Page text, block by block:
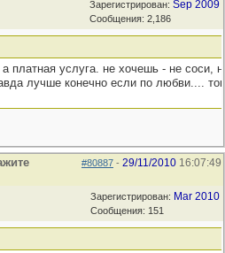
Зарегистрирован: Sep 2009
Сообщения: 2,186
платная услуга. не хочешь - не соси,
лучше конечно если по любви....
#80887 - 29/11/2010 16:07:49
Зарегистрирован: Mar 2010
Сообщения: 151